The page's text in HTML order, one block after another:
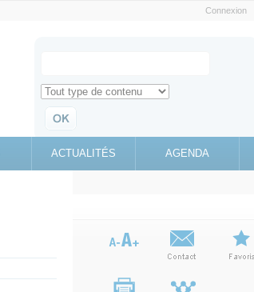
Connexion
Search for
Retrouvez toute l'information sur le site education.gouv.fr
ACTUALITÉS AGENDA